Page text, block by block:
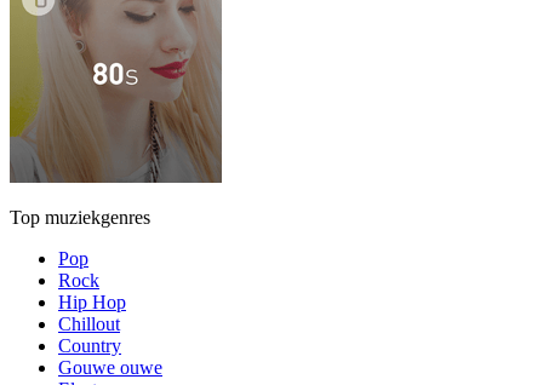
Top muziekgenres
Pop
Rock
Hip Hop
Chillout
Country
Gouwe ouwe